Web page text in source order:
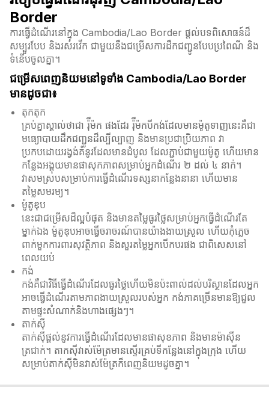
Border
ការធ្វើដំណើរនៅក្នុង Cambodia/Lao Border ផ្តល់បទពិសោធន៍ដ៏
សម្បូរបែប និងរស់រវើក ជាមួយនឹងជម្រើសការដឹកជញ្ជូនបែបប្រពៃណី និង
ទំនើបចូលគ្នា។
ជម្រើសពេញនិយមនៅទូទាំង Cambodia/Lao Border
មានដូចជា៖
តុកតុក
គ្រប់គ្នាស្គាល់ថាជា រ៉ុឺម៉ក ផងដែរ រ៉ុឺម៉កបីកង់ដែលមានម៉ូតូទាញនេះគឺជា
មធ្យោបាយដឹកជញ្ជូនដ៏ល្បីល្បាញ និងមានប្រជាប្រិយភាព វា
ប្រកបដោយរង្វង់គំនូរដែលមានដំបូល ដែលភ្ជាប់ជាមួយម៉ូតូ ហើយមាន
កន្លែងអង្គុយមានផាសុកភាពសម្រាប់អ្នកដំណើរ ២ ដល់ ៤ នាក់។
វាសមស្របសម្រាប់ការធ្វើដំណើរទស្សនាកន្លែងនានា ហើយមាន
តម្លៃសមរម្យ។
ម៉ូតូឌុប
នេះជាជម្រើសដ៏ល្អបំផុត និងមានតម្លៃធូរថ្លៃសម្រាប់អ្នកធ្វើដំណើរតែ
ម្នាក់ឯង ម៉ូតូឌុបអាចធ្វើចរាចរណ៍បានយ៉ាងងាយស្រួល ហើយកុំភ្លេច
ពាក់មួកការពារសុវត្ថិភាព និងសួរតម្លៃអ្នកបើកបរផង ជាពិសេសនៅ
ពេលយប់
កង់
កង់គឺជាវិធីធ្វើដំណើរដែលធូរថ្លៃហើយមិនប៉ះពាល់ដល់បរិស្ថានដែលអ្នក
អាចធ្វើដំណើរតាមភាពងាយស្រួលរបស់អ្នក កង់ភាគច្រើនមានឱ្យជួល
តាមផ្ទះសំណាក់និងហាងផ្សេងៗ។
តាក់ស៊ី
តាក់ស៊ីផ្តល់នូវការធ្វើដំណើរដែលមានផាសុខភាព និងមានម៉ាស៊ីន
ត្រជាក់។ តាកសុីវាស់ម៉ែត្រមានស្ទើរគ្រប់ទីកន្លែងនៅក្នុងក្រុង ហើយ
សម្រាប់តាក់សុីមិនវាស់ម៉ែត្រក៏ពេញនិយមដូចគ្នា។